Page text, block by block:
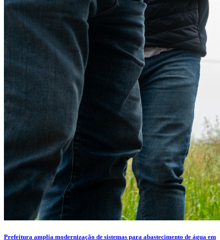
Prefeitura amplia modernização de sistemas para abastecimento de água em